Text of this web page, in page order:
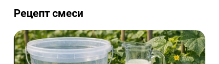
Рецепт смеси